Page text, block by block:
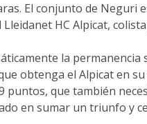
El conjunto de Neguri
HC Alpicat,
la
obtenga el Alpicat en
puntos, que también
en sumar un triunfo y